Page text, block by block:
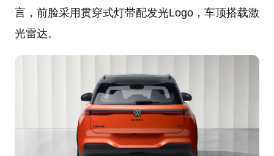
言，前脸采用贯穿式灯带配发光Logo，车顶搭载激
光雷达。